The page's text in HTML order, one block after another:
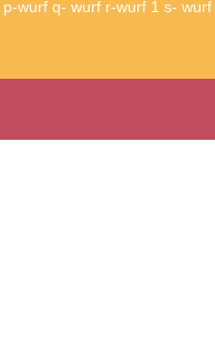
p-wurf q- wurf r-wurf 1 s- wurf